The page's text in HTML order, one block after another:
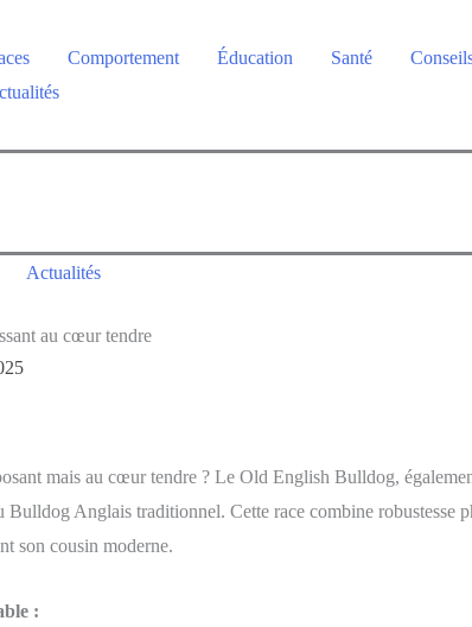
Comportement Éducation Santé
Actualités
au cœur tendre
mais au cœur tendre ? Le Old English Bulldog,
Bulldog Anglais traditionnel. Cette race combine robustesse
son cousin moderne.
: